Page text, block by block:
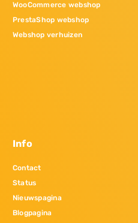
WooCommerce webshop
PrestaShop webshop
Webshop verhuizen
Info
Contact
Status
Nieuwspagina
Blogpagina